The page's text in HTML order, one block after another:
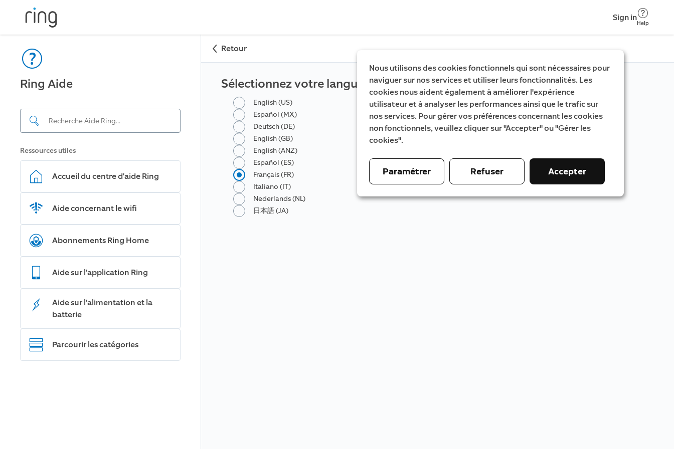
Sign in
Help
Ring Aide
Ressources utiles
Accueil du centre d'aide Ring
Aide concernant le wifi
Abonnements Ring Home
Aide sur l'application Ring
Aide sur l'alimentation et la
batterie
Parcourir les catégories
Retour
Sélectionnez votre langue
English (US)
Español (MX)
Deutsch (DE)
English (GB)
English (ANZ)
Español (ES)
Français (FR)
Italiano (IT)
Nederlands (NL)
日本語 (JA)
Nous utilisons des cookies fonctionnels qui sont nécessaires pour
naviguer sur nos services et utiliser leurs fonctionnalités. Les
cookies nous aident également à améliorer l'expérience
utilisateur et à analyser les performances ainsi que le trafic sur
nos services. Pour gérer vos préférences concernant les cookies
non fonctionnels, veuillez cliquer sur "Accepter" ou "Gérer les
cookies".
Paramétrer Refuser Accepter